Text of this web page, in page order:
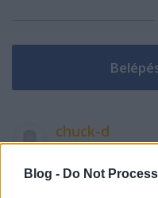
Blog - Do Not
chuck-d
csak egy kis